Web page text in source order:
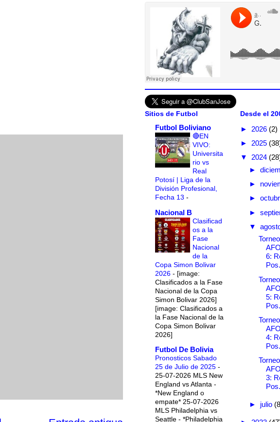
Sitios de Futbol
Futbol Boliviano
🔴EN
VIVO:
Universita
rio vs
Real
Potosí | Liga de la
División Profesional,
Fecha 13 -
Nacional B
Clasificad
os a la
Fase
Nacional
de la
Copa Simon Bolivar
2026 - [image:
Clasificados a la Fase
Nacional de la Copa
Simon Bolivar 2026]
[image: Clasificados a
la Fase Nacional de la
Copa Simon Bolivar
2026]
Futbol De Bolivia
Pronosticos Sabado
25 de Julio de 2025 -
25-07-2026 MLS New
England vs Atlanta -
*New England o
empate* 25-07-2026
MLS Philadelphia vs
Seattle - *Philadelphia
Desde el
► 2026 (2)
► 2025
▼ 2024
►
►
►
►
▼
6:
5:
4:
3:
► julio